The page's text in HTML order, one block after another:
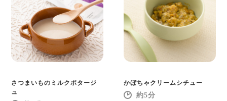
さつまいものミルクポタージ
ュ
かぼちゃクリームシチュー
5